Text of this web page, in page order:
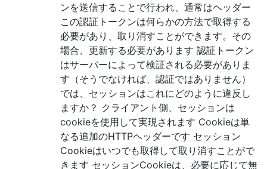
ンを送信することで行われ、通常はヘッダー
この認証トークンは何らかの方法で取得する
必要があり、取り消すことができます。その
場合、更新する必要があります 認証トークン
はサーバーによって検証される必要がありま
す（そうでなければ、認証ではありません）
では、セッションはこれにどのように違反し
ますか？ クライアント側、セッションは
cookieを使用して実現されます Cookieは単
なる追加のHTTPヘッダーです セッション
Cookieはいつでも取得して取り消すことがで
きます セッションCookieは、必要に応じて無